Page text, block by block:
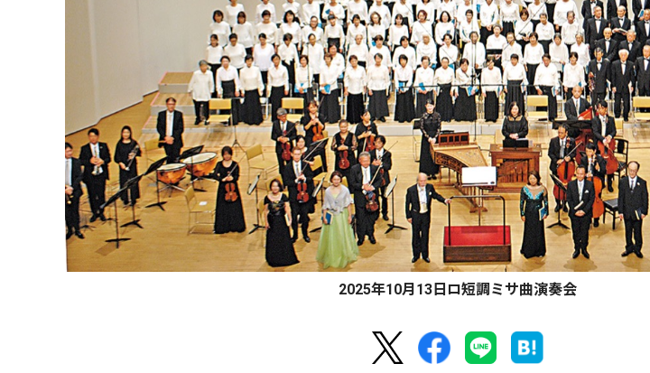
2025年10月13日ロ短調ミサ曲演奏会